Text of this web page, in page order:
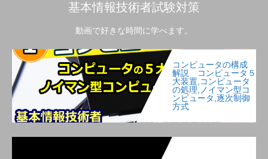
基本情報技術者試験対策
動画で好きな時間に学べます。
コンピュータの構成
解説 コンピュータ５
大装置,コンピュータ
の処理,ノイマン型コ
ンピュータ,逐次制御
方式